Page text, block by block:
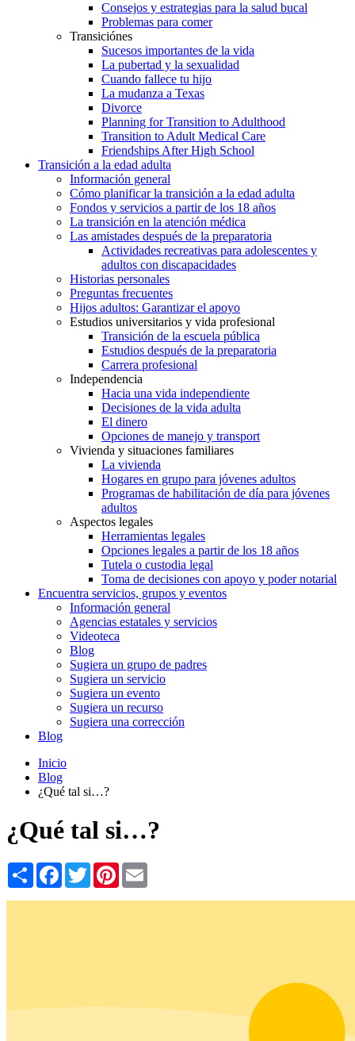
Consejos y estrategias para la salud bucal
Problemas para comer
Transiciónes
Sucesos importantes de la vida
La pubertad y la sexualidad
Cuando fallece tu hijo
La mudanza a Texas
Divorce
Planning for Transition to Adulthood
Transition to Adult Medical Care
Friendships After High School
Transición a la edad adulta
Información general
Cómo planificar la transición a la edad adulta
Fondos y servicios a partir de los 18 años
La transición en la atención médica
Las amistades después de la preparatoria
Actividades recreativas para adolescentes y
adultos con discapacidades
Historias personales
Preguntas frecuentes
Hijos adultos: Garantizar el apoyo
Estudios universitarios y vida profesional
Transición de la escuela pública
Estudios después de la preparatoria
Carrera profesional
Independencia
Hacia una vida independiente
Decisiones de la vida adulta
El dinero
Opciones de manejo y transport
Vivienda y situaciones familiares
La vivienda
Hogares en grupo para jóvenes adultos
Programas de habilitación de día para jóvenes
adultos
Aspectos legales
Herramientas legales
Opciones legales a partir de los 18 años
Tutela o custodia legal
Toma de decisiones con apoyo y poder notarial
Encuentra servicios, grupos y eventos
Información general
Agencias estatales y servicios
Videoteca
Blog
Sugiera un grupo de padres
Sugiera un servicio
Sugiera un evento
Sugiera un recurso
Sugiera una corrección
Blog
Inicio
Blog
¿Qué tal si…?
¿Qué tal si…?
Share Facebook
TwitterPinterest